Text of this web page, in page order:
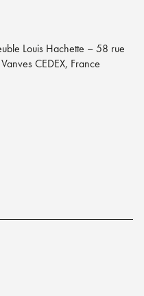
Louis Hachette – 58 rue
CEDEX, France